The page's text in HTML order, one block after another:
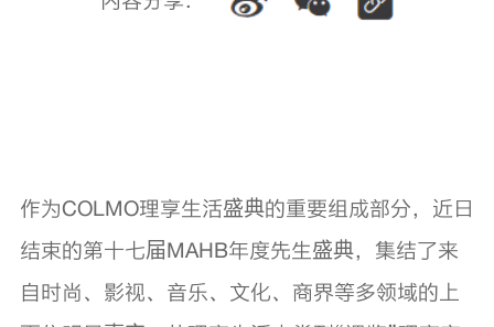
作为COLMO理享生活盛典的重要组成部分，近日
结束的第十七届MAHB年度先生盛典，集结了来
自时尚、影视、音乐、文化、商界等多领域的上